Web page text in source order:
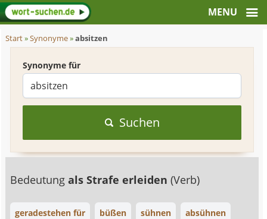
Start»Synonyme»absitzen
Synonyme für
Suchen
Bedeutungals Strafe erleiden(Verb)
geradestehen für büßen sühnen absühnen